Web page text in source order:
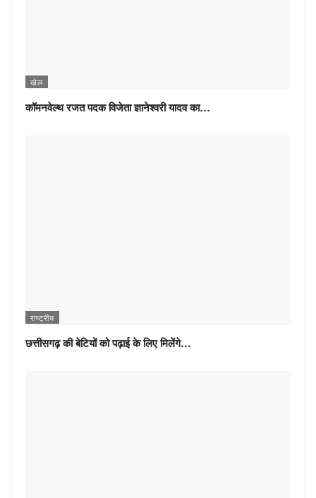
खेल
कॉमनवेल्थ रजत पदक विजेता ज्ञानेश्वरी यादव का…
राष्ट्रीय
छत्तीसगढ़ की बेटियों को पढ़ाई के लिए मिलेंगे…